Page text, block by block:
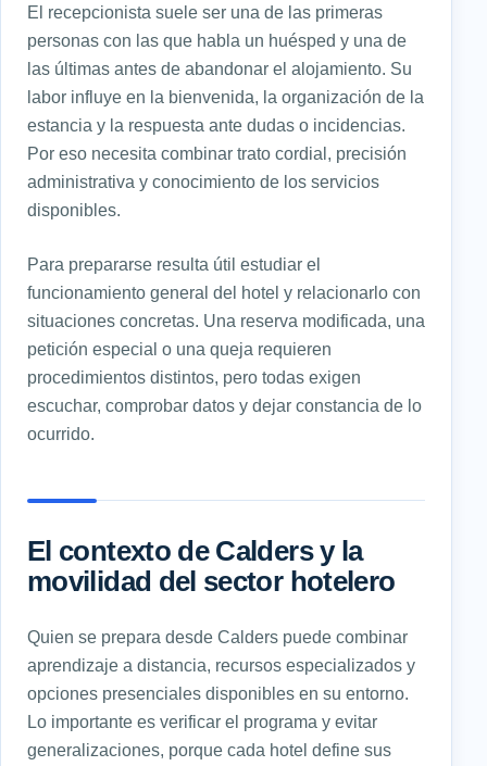
El recepcionista suele ser una de las primeras
personas con las que habla un huésped y una de
las últimas antes de abandonar el alojamiento. Su
labor influye en la bienvenida, la organización de la
estancia y la respuesta ante dudas o incidencias.
Por eso necesita combinar trato cordial, precisión
administrativa y conocimiento de los servicios
disponibles.
Para prepararse resulta útil estudiar el
funcionamiento general del hotel y relacionarlo con
situaciones concretas. Una reserva modificada, una
petición especial o una queja requieren
procedimientos distintos, pero todas exigen
escuchar, comprobar datos y dejar constancia de lo
ocurrido.
El contexto de Calders y la
movilidad del sector hotelero
Quien se prepara desde Calders puede combinar
aprendizaje a distancia, recursos especializados y
opciones presenciales disponibles en su entorno.
Lo importante es verificar el programa y evitar
generalizaciones, porque cada hotel define sus